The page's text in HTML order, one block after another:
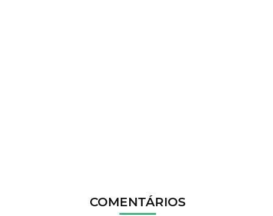
COMENTÁRIOS